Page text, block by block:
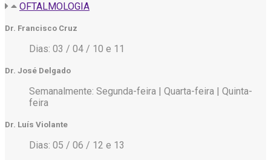
OFTALMOLOGIA
Dr. Francisco Cruz
Dias: 03 / 04 / 10 e 11
Dr. José Delgado
Semanalmente: Segunda-feira | Quarta-feira | Quinta-
feira
Dr. Luís Violante
Dias: 05 / 06 / 12 e 13